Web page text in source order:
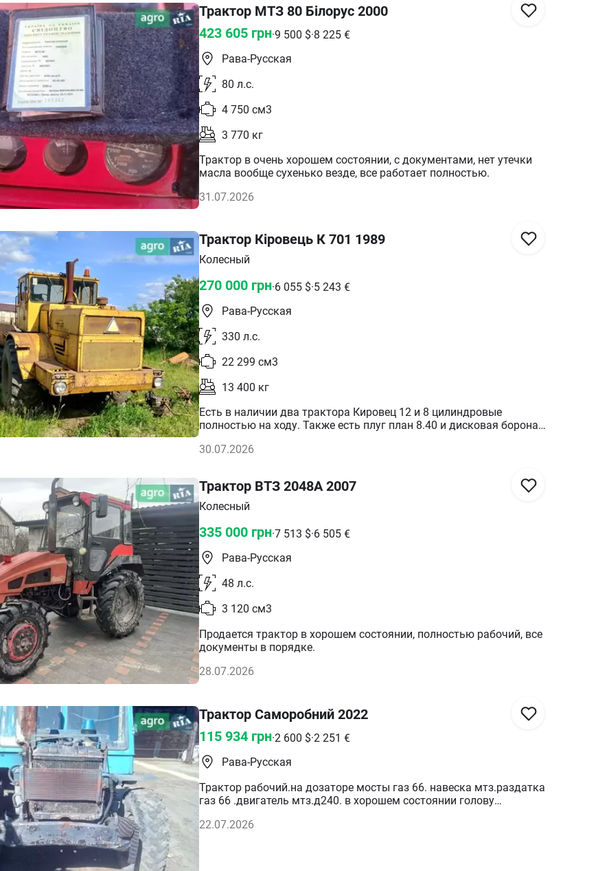
Трактор МТЗ 80 Білорус 2000
423 605 грн·9 500 $·8 225 €
Рава-Русская
80 л.с.
4 750 см3
3 770 кг
Трактор в очень хорошем состоянии, с документами, нет утечки
масла вообще сухенько везде, все работает полностью.
31.07.2026
Трактор Кіровець К 701 1989
Колесный
270 000 грн·6 055 $·5 243 €
Рава-Русская
330 л.с.
22 299 см3
13 400 кг
Есть в наличии два трактора Кировец 12 и 8 цилиндровые
полностью на ходу. Также есть плуг план 8.40 и дисковая борона
трактора не продается трактор К 701-6500 в поле не работал тягал
поторговаться на дорогу. Возможен обмен на другую сг технику.
30.07.2026
Трактор ВТЗ 2048А 2007
Колесный
335 000 грн·7 513 $·6 505 €
Рава-Русская
48 л.с.
3 120 см3
Продается трактор в хорошем состоянии, полностью рабочий, все
документы в порядке.
28.07.2026
Трактор Саморобний 2022
115 934 грн·2 600 $·2 251 €
Рава-Русская
Трактор рабочий.на дозаторе мосты газ 66. навеска мтз.раздатка
газ 66 .двигатель мтз.д240. в хорошем состоянии голову
зил.остальное по телефону.есть еще плуги бомет 3 корпуса.и
22.07.2026